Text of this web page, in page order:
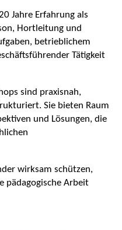
Jahre Erfahrung als
Hortleitung und
betrieblichem
Tätigkeit
sind praxisnah,
Sie bieten Raum
und Lösungen, die
wirksam schützen,
pädagogische Arbeit